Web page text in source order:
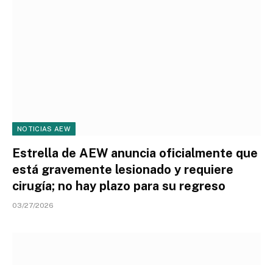
NOTICIAS AEW
Estrella de AEW anuncia oficialmente que
está gravemente lesionado y requiere
cirugía; no hay plazo para su regreso
03/27/2026